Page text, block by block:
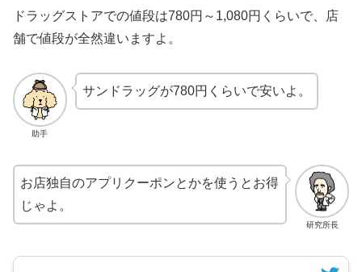
ドラッグストアでの値段は780円～1,080円くらいで、店
舗で値段が全然違いますよ。
助手
サンドラッグが780円くらいで安いよ。
研究所長
お店独自のアプリクーポンとかを使うとお得
じゃよ。